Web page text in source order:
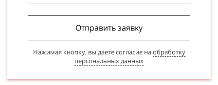
Отправить заявку
Нажимая кнопку, вы даете согласие наобработку
персональных данных